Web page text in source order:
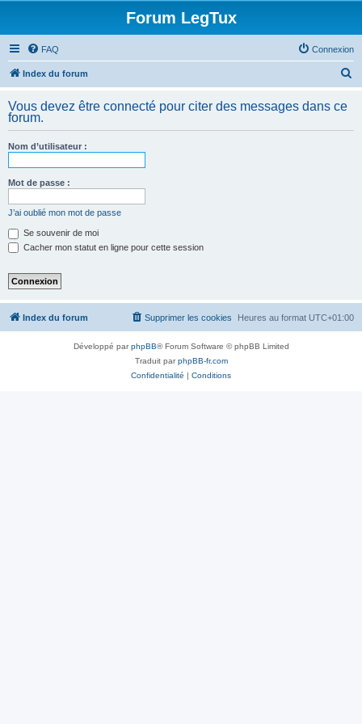
Forum LegTux
FAQ Connexion
Index du forum
h
Vous devez être connecté pour citer des messages dans ce
forum.
Nom d’utilisateur :
Mot de passe :
J’ai oublié mon mot de passe
Se souvenir de moi
Cacher mon statut en ligne pour cette session
Index du forum Heures au format UTC+01:00
Supprimer les cookies
Développé parphpBB® Forum Software © phpBB Limited
Traduit parphpBB-fr.com
Confidentialité | Conditions